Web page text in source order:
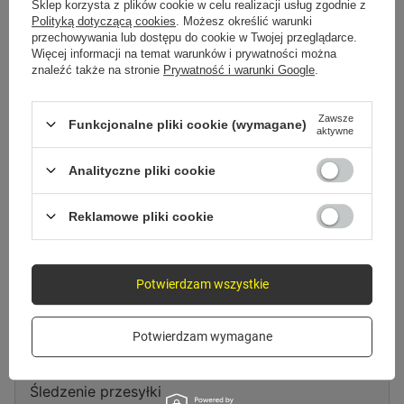
Spróbuj sprecyzować dokładniejsze parametry. Skorzystaj zwyszukiwarki
zaawansowanej.
Szukasz produktu, którego nie
mamy w ofercie?
Jeśli nie znalazłeś w naszej ofercie produktu, a chciałbyś kupić go w
naszym sklepie, możesz skorzystać ze specjalnego formularza i przesłać
nam opis szukanego przedmiotu. Aby móc to zrobić musisz być
zalogowany.
Zamówienia
Status zamówienia
Śledzenie przesyłki
Sklep korzysta z plików cookie w celu realizacji usług zgodnie z
Polityką dotyczącą cookies . Możesz określić warunki
przechowywania lub dostępu do cookie w Twojej przeglądarce.
Więcej informacji na temat warunków i prywatności można
znaleźć także na stronie Prywatność i warunki Google
Funkcjonalne pliki cookie (wymagane)
Zawsze
aktywne
Analityczne pliki cookie
Reklamowe pliki cookie
Potwierdzam wymagane
Potwierdzam wszystkie